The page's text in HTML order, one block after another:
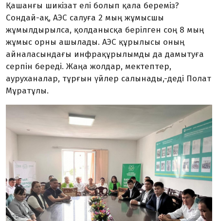
Қашанғы шикізат елі болып қала береміз?
Сондай-ақ, АЭС салуға 2 мың жұмысшы
жұмылдырылса, қолданысқа берілген соң 8 мың
жұмыс орны ашылады. АЭС құрылысы оның
айналасындағы инфрақұрылымды да дамытуға
серпін береді. Жаңа жолдар, мектептер,
ауруханалар, тұрғын үйлер салынады,-деді Полат
Мұратұлы.